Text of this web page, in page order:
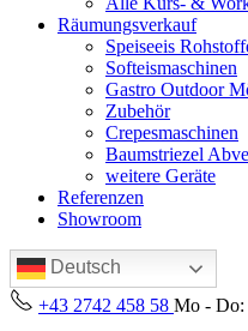
Räumungsverkauf
Speiseeis
Softeismaschinen
Gastro Outdoor
Zubehör
Crepesmaschinen
Baumstriezel
weitere Geräte
Referenzen
Showroom
Deutsch
+43 2742 458 58 Mo - Do: